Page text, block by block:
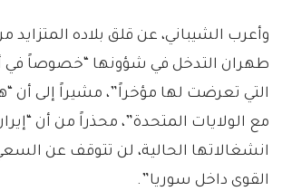
وأعرب الشيباني، عن قلق بلاده المتزايد
طهران التدخل في شؤونها “خصوصاً في
التي تعرضت لها مؤخراً”، مشيراً إلى أن
مع الولايات المتحدة”، محذراً من أن
انشغالاتها الحالية، لن تتوقف عن
القوى داخل سوريا”.